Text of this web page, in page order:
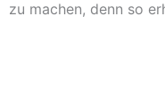
zu machen, denn so